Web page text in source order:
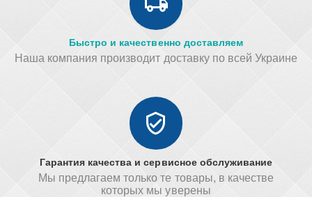
Быстро и качественно доставляем
Наша компания производит доставку по всей Украине
Гарантия качества и сервисное обслуживание
Мы предлагаем только те товары, в качестве
которых мы уверены